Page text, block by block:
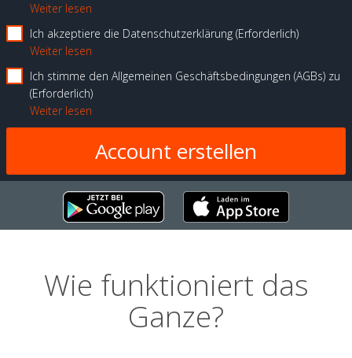
Weiter lesen
Ich akzeptiere die Datenschutzerklärung Erforderlich
Weiter lesen
Ich stimme den Allgemeinen Geschäftsbedingungen (AGBs) zu
Erforderlich
Weiter lesen
Wie funktioniert das
Ganze?